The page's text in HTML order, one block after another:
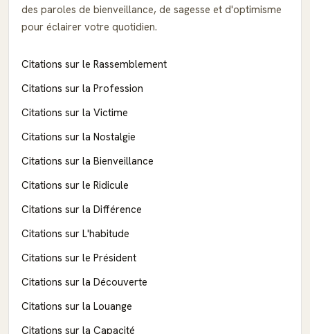
des paroles de bienveillance, de sagesse et d'optimisme
pour éclairer votre quotidien.
Citations sur le Rassemblement
Citations sur la Profession
Citations sur la Victime
Citations sur la Nostalgie
Citations sur la Bienveillance
Citations sur le Ridicule
Citations sur la Différence
Citations sur L'habitude
Citations sur le Président
Citations sur la Découverte
Citations sur la Louange
Citations sur la Capacité